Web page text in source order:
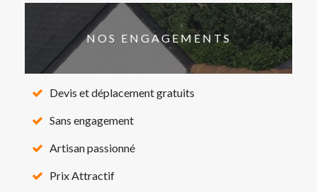
NOS ENGAGEMENTS
Devis et déplacement gratuits
Sans engagement
Artisan passionné
Prix Attractif